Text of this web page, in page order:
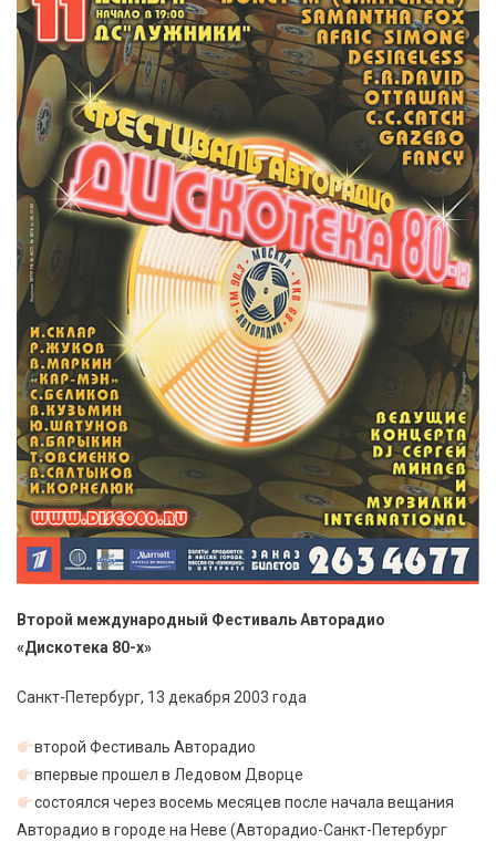
Второй международный Фестиваль Авторадио
«Дискотека 80-х»
Санкт-Петербург, 13 декабря 2003 года
второй Фестиваль Авторадио
впервые прошел в Ледовом Дворце
состоялся через восемь месяцев после начала вещания
Авторадио в городе на Неве (Авторадио-Санкт-Петербург